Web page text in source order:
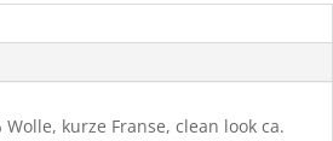
Wolle, kurze Franse, clean look ca.